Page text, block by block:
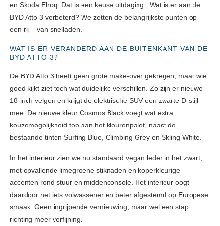
en Skoda Elroq. Dat is een keuse uitdaging. Wat is er aan de
BYD Atto 3 verbeterd? We zetten de belangrijkste punten op
een rij – van snelladen.
WAT IS ER VERANDERD AAN DE BUITENKANT VAN DE
BYD ATTO 3?
De BYD Atto 3 heeft geen grote make-over gekregen, maar wie
goed kijkt ziet toch wat duidelijke verschillen. Zo zijn er nieuwe
18-inch velgen en krijgt de elektrische SUV een zwarte D-stijl
mee. De nieuwe kleur Cosmos Black voegt wat extra
keuzemogelijkheid toe aan het kleurenpalet, naast de
bestaande tinten Surfing Blue, Climbing Grey en Skiing White.
In het interieur zien we nu standaard vegan leder in het zwart,
met opvallende limegroene stiknaden en koperkleurige
accenten rond stuur en middenconsole. Het interieur oogt
daardoor net iets volwassener en beter afgestemd op Europese
smaak. Geen ingrijpende vernieuwing, maar wel een stap
richting meer verfijning.